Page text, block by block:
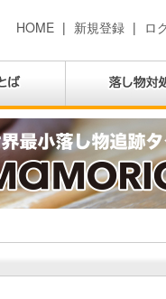
HOME | 新規登録 | ロ